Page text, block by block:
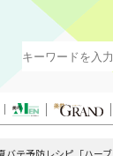
テ予防レシピ「ハー